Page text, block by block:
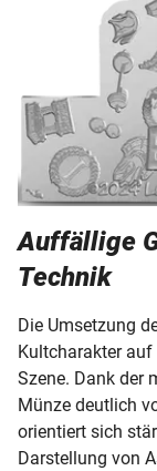
Auffällige
Technik
Die Umsetzung
Kultcharakter
Szene. Dank der
Münze deutlich
orientiert sich
Darstellung von